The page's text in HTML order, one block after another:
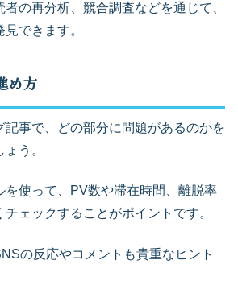
の再分析、競合調査などを通じて、
できます。
め方
記事で、どの部分に問題があるのかを
う。
を使って、PV数や滞在時間、離脱率
ェックすることがポイントです。
の反応やコメントも貴重なヒント